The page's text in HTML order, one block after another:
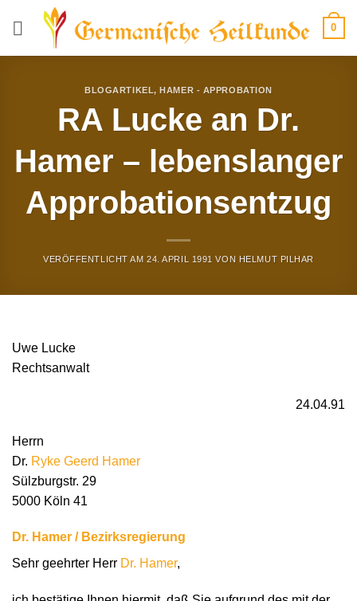
0
BLOGARTIKEL,HAMER - APPROBATION
RA Lucke an Dr.
Hamer – lebenslanger
Approbationsentzug
VERÖFFENTLICHT AM24. APRIL 1991 VON HELMUT PILHAR
Uwe Lucke
Rechtsanwalt
24.04.91
Herrn
Dr. Ryke Geerd Hamer
Sülzburgstr. 29
5000 Köln 41
Dr. Hamer / Bezirksregierung
Sehr geehrter Herr Dr. Hamer,